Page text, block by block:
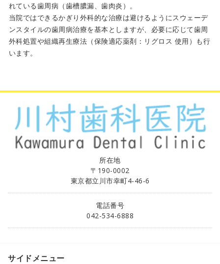
れている歯周病（歯槽膿漏、歯肉炎）。
当院ではできるかぎり外科的な治療は避けるようにスウェーデ
ンスタイルの歯周病治療を基本としますが、必要に応じて歯周
外科処置や組織再生療法（保険適応薬剤：リグロス 使用）も行
います。
所在地
〒190-0002
東京都立川市幸町4-46-6
電話番号
042-534-6888
サイドメニュー